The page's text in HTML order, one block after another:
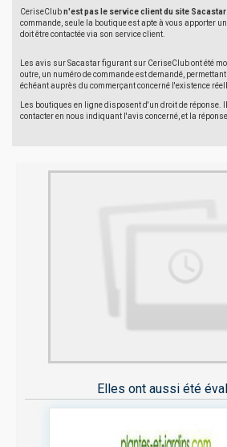
CeriseClubn'est pas le service client du site Sacastar
commande, seule la boutique est apte à vous apporter
doit être contactée via son service client.
Les avis sur Sacastar figurant sur CeriseClub ont été
outre, un numéro de commande est demandé,
échéant auprès du commerçant concerné l'existence
Les boutiques en ligne disposent d'un droit de réponse.
contacter en nous indiquant l'avis concerné, et la
Elles ont aussi été